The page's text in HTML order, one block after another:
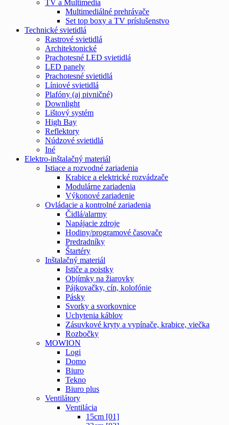
TV a Multimedia
Multimediálné prehrávače
Set top boxy a TV príslušenstvo
Technické svietidlá
Rastrové svietidlá
Architektonické
Prachotesné LED svietidlá
LED panely
Prachotesné svietidlá
Líniové svietidlá
Plafóny (aj pivničné)
Downlight
Lištový systém
High Bay
Reflektory
Núdzové svietidlá
Iné
Elektro-inštalačný materiál
Istiace a rozvodné zariadenia
Krabice a elektrické rozvádzače
Modulárne zariadenia
Výkonové zariadenie
Ovládacie a kontrolné zariadenia
Čidlá/alarmy
Napájacie zdroje
Hodiny/programové časovače
Predradníky
Štartéry
Inštalačný materiál
Ističe a poistky
Objímky na žiarovky
Pájkovačky, cín, kolofónie
Pásky
Svorky a svorkovnice
Uchytenia káblov
Zásuvkové kryty a vypínače, krabice, viečka
Rozbočky
MOWION
Logi
Domo
Biuro
Tekno
Biuro plus
Ventilátory
Ventilácia
15cm [01]